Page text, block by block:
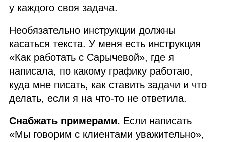
у каждого своя задача.
Необязательно инструкции должны
касаться текста. У меня есть инструкция
«Как работать с Сарычевой», где я
написала, по какому графику работаю,
куда мне писать, как ставить задачи и что
делать, если я на что‑то не ответила.
Снабжать примерами. Если написать
«Мы говорим с клиентами уважительно»,